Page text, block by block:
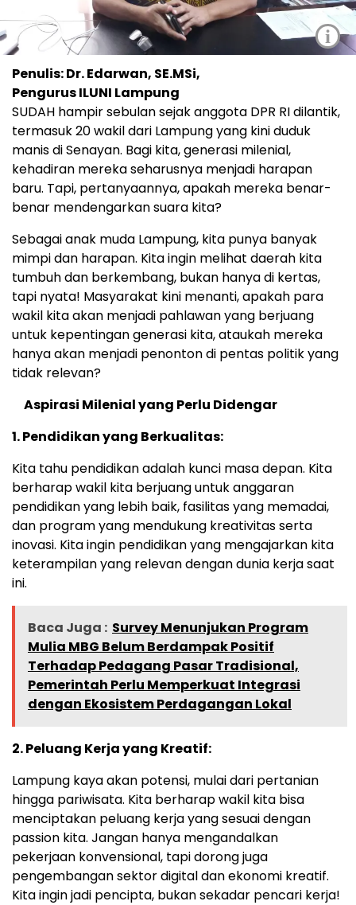
i
Penulis: Dr. Edarwan, SE.MSi,
Pengurus ILUNI Lampung
SUDAH hampir sebulan sejak anggota DPR RI dilantik,
termasuk 20 wakil dari Lampung yang kini duduk
manis di Senayan. Bagi kita, generasi milenial,
kehadiran mereka seharusnya menjadi harapan
baru. Tapi, pertanyaannya, apakah mereka benar-
benar mendengarkan suara kita?
Sebagai anak muda Lampung, kita punya banyak
mimpi dan harapan. Kita ingin melihat daerah kita
tumbuh dan berkembang, bukan hanya di kertas,
tapi nyata! Masyarakat kini menanti, apakah para
wakil kita akan menjadi pahlawan yang berjuang
untuk kepentingan generasi kita, ataukah mereka
hanya akan menjadi penonton di pentas politik yang
tidak relevan?
Aspirasi Milenial yang Perlu Didengar
1. Pendidikan yang Berkualitas:
Kita tahu pendidikan adalah kunci masa depan. Kita
berharap wakil kita berjuang untuk anggaran
pendidikan yang lebih baik, fasilitas yang memadai,
dan program yang mendukung kreativitas serta
inovasi. Kita ingin pendidikan yang mengajarkan kita
keterampilan yang relevan dengan dunia kerja saat
ini.
Baca Juga : Survey Menunjukan Program
Mulia MBG Belum Berdampak Positif
Terhadap Pedagang Pasar Tradisional,
Pemerintah Perlu Memperkuat Integrasi
dengan Ekosistem Perdagangan Lokal
2. Peluang Kerja yang Kreatif:
Lampung kaya akan potensi, mulai dari pertanian
hingga pariwisata. Kita berharap wakil kita bisa
menciptakan peluang kerja yang sesuai dengan
passion kita. Jangan hanya mengandalkan
pekerjaan konvensional, tapi dorong juga
pengembangan sektor digital dan ekonomi kreatif.
Kita ingin jadi pencipta, bukan sekadar pencari kerja!